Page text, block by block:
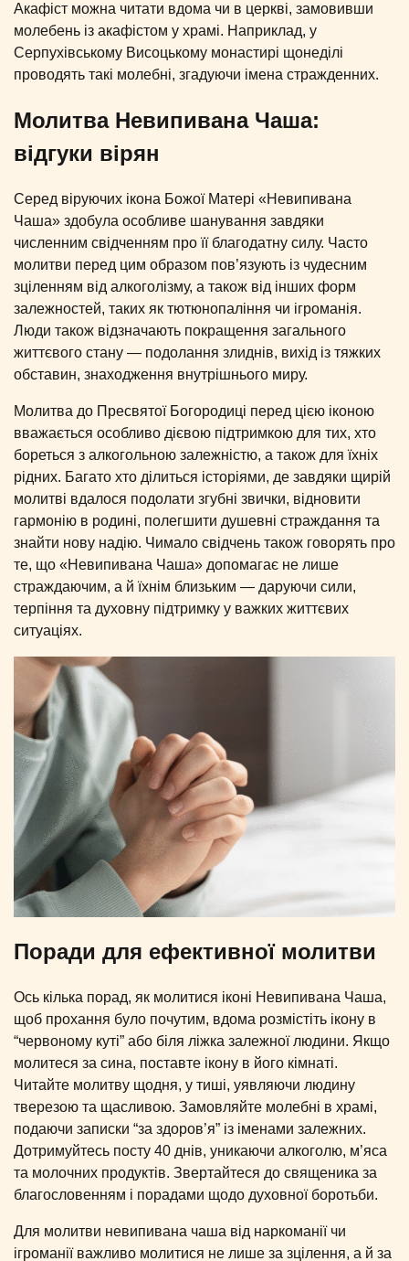
Акафіст можна читати вдома чи в церкві, замовивши
молебень із акафістом у храмі. Наприклад, у
Серпухівському Висоцькому монастирі щонеділі
проводять такі молебні, згадуючи імена стражденних.
Молитва Невипивана Чаша:
відгуки вірян
Серед віруючих ікона Божої Матері «Невипивана
Чаша» здобула особливе шанування завдяки
численним свідченням про її благодатну силу. Часто
молитви перед цим образом пов’язують із чудесним
зціленням від алкоголізму, а також від інших форм
залежностей, таких як тютюнопаління чи ігроманія.
Люди також відзначають покращення загального
життєвого стану — подолання злиднів, вихід із тяжких
обставин, знаходження внутрішнього миру.
Молитва до Пресвятої Богородиці перед цією іконою
вважається особливо дієвою підтримкою для тих, хто
бореться з алкогольною залежністю, а також для їхніх
рідних. Багато хто ділиться історіями, де завдяки щирій
молитві вдалося подолати згубні звички, відновити
гармонію в родині, полегшити душевні страждання та
знайти нову надію. Чимало свідчень також говорять про
те, що «Невипивана Чаша» допомагає не лише
страждаючим, а й їхнім близьким — даруючи сили,
терпіння та духовну підтримку у важких життєвих
ситуаціях.
Поради для ефективної молитви
Ось кілька порад, як молитися іконі Невипивана Чаша,
щоб прохання було почутим, вдома розмістіть ікону в
“червоному куті” або біля ліжка залежної людини. Якщо
молитеся за сина, поставте ікону в його кімнаті.
Читайте молитву щодня, у тиші, уявляючи людину
тверезою та щасливою. Замовляйте молебні в храмі,
подаючи записки “за здоров’я” із іменами залежних.
Дотримуйтесь посту 40 днів, уникаючи алкоголю, м’яса
та молочних продуктів. Звертайтеся до священика за
благословенням і порадами щодо духовної боротьби.
Для молитви невипивана чаша від наркоманії чи
ігроманії важливо молитися не лише за зцілення, а й за